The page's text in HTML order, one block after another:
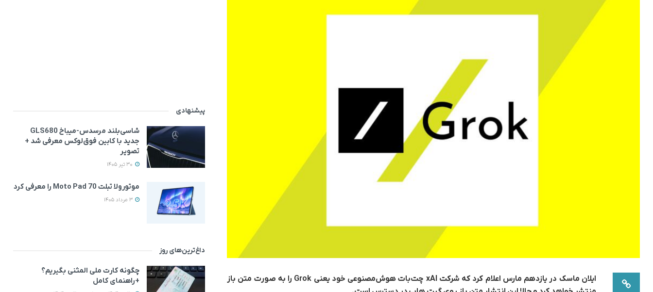
ایلان ماسک در یازدهم مارس اعلام کرد که شرکت xAI چت‌بات هوش‌مصنوعی خود یعنی Grok را به صورت متن باز
پیشنهادی
شاسی‌بلند مرسدس‌-میباخ GLS680
جدید با کابین فوق‌لوکس معرفی شد +
تصویر
موتورولا تبلت Moto Pad 70 را معرفی کرد
داغ‌ترین‌های روز
چگونه کارت ملی المثنی بگیریم؟
+راهنمای کامل